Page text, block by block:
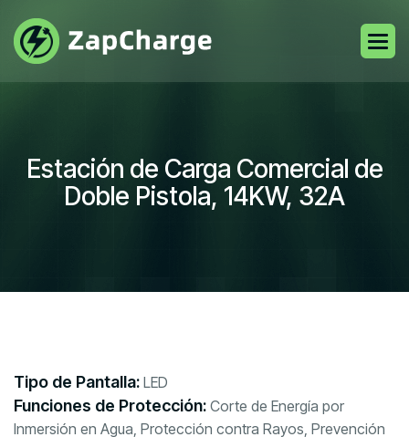
Estación de Carga Comercial de
Doble Pistola, 14KW, 32A
Tipo de Pantalla: LED
Funciones de Protección: Corte de Energía por
Inmersión en Agua, Protección contra Rayos, Prevención